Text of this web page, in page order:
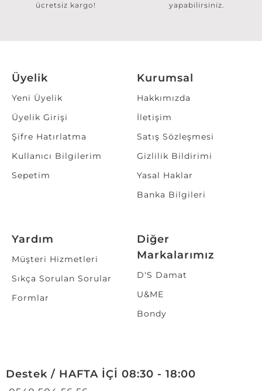
ücretsiz kargo!
yapabilirsiniz.
Üyelik
Yeni Üyelik
Üyelik Girişi
Şifre Hatırlatma
Kullanıcı Bilgilerim
Sepetim
Kurumsal
Hakkımızda
İletişim
Satış Sözleşmesi
Gizlilik Bildirimi
Yasal Haklar
Banka Bilgileri
Yardım
Müşteri Hizmetleri
Sıkça Sorulan Sorular
Formlar
Diğer
Markalarımız
D'S Damat
U&ME
Bondy
Destek / HAFTA İÇİ 08:30 - 18:00